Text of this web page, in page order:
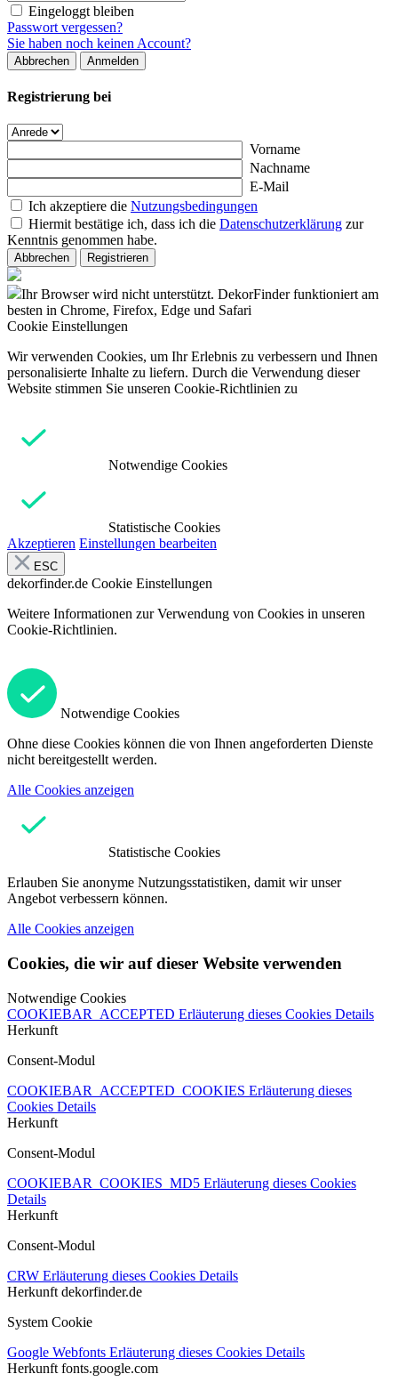
Eingeloggt bleiben
Passwort vergessen?
Sie haben noch keinen Account?
Abbrechen Anmelden
Registrierung bei
Vorname
Nachname
E-Mail
Ich akzeptiere die Nutzungsbedingungen
Hiermit bestätige ich, dass ich die Datenschutzerklärung zur
Kenntnis genommen habe.
Abbrechen Registrieren
Ihr Browser wird nicht unterstützt. DekorFinder funktioniert am
besten in Chrome, Firefox, Edge und Safari
Cookie Einstellungen
Wir verwenden Cookies, um Ihr Erlebnis zu verbessern und Ihnen
personalisierte Inhalte zu liefern. Durch die Verwendung dieser
Website stimmen Sie unseren Cookie-Richtlinien zu
Notwendige Cookies
Statistische Cookies
Akzeptieren Einstellungen bearbeiten
ESC
dekorfinder.de Cookie Einstellungen
Weitere Informationen zur Verwendung von Cookies in unseren
Cookie-Richtlinien.
Notwendige Cookies
Ohne diese Cookies können die von Ihnen angeforderten Dienste
nicht bereitgestellt werden.
Alle Cookies anzeigen
Statistische Cookies
Erlauben Sie anonyme Nutzungsstatistiken, damit wir unser
Angebot verbessern können.
Alle Cookies anzeigen
Cookies, die wir auf dieser Website verwenden
Notwendige Cookies
COOKIEBAR_ACCEPTED Erläuterung dieses Cookies Details
Herkunft
Consent-Modul
COOKIEBAR_ACCEPTED_COOKIES Erläuterung dieses
Cookies Details
Herkunft
Consent-Modul
COOKIEBAR_COOKIES_MD5 Erläuterung dieses Cookies
Details
Herkunft
Consent-Modul
CRW Erläuterung dieses Cookies Details
Herkunft dekorfinder.de
System Cookie
Google Webfonts Erläuterung dieses Cookies Details
Herkunft fonts.google.com